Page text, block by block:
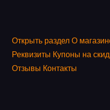
Открыть раздел О
Реквизиты Купоны на
Отзывы Контакты